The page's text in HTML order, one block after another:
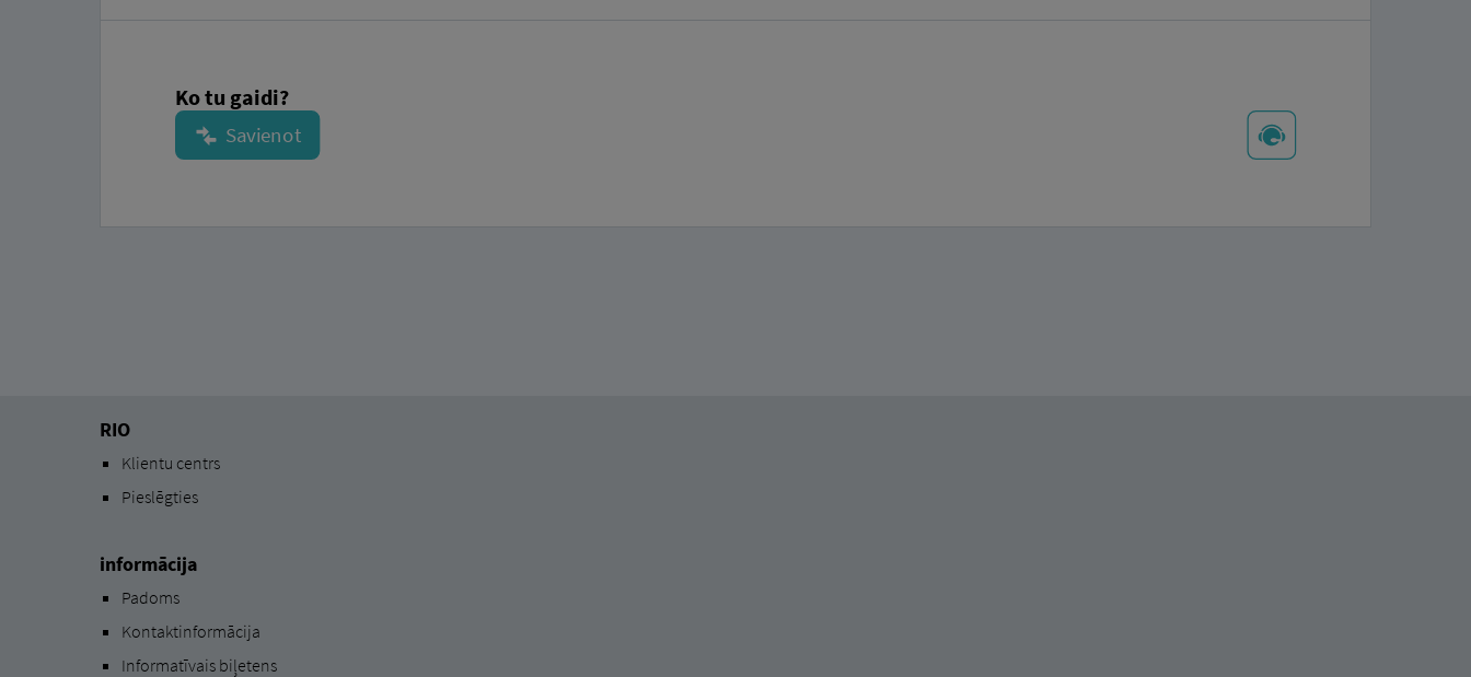
Ko tu gaidi?
RIO
Klientu centrs
Pieslēgties
informācija
Padoms
Kontaktinformācija
Informatīvais biļetens